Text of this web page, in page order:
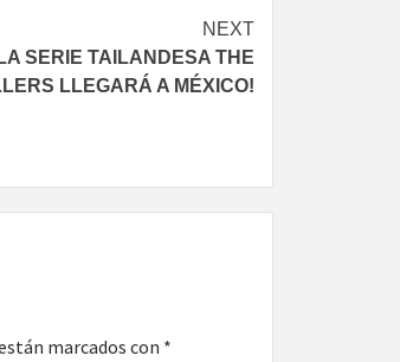
NEXT
SERIE TAILANDESA THE
LLEGARÁ A MÉXICO!
marcados con *